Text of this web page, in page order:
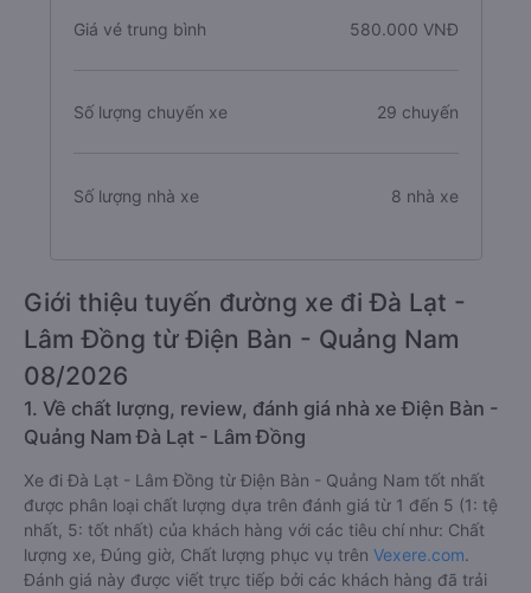
Giá vé trung bình 580.000 VNĐ
Số lượng chuyến xe 29 chuyến
Số lượng nhà xe 8 nhà xe
Giới thiệu tuyến đường xe đi Đà Lạt -
Lâm Đồng từ Điện Bàn - Quảng Nam
08/2026
1. Về chất lượng, review, đánh giá nhà xe Điện Bàn -
Quảng Nam Đà Lạt - Lâm Đồng
Xe đi Đà Lạt - Lâm Đồng từ Điện Bàn - Quảng Nam tốt nhất
được phân loại chất lượng dựa trên đánh giá từ 1 đến 5 (1: tệ
nhất, 5: tốt nhất) của khách hàng với các tiêu chí như: Chất
lượng xe, Đúng giờ, Chất lượng phục vụ trên Vexere.com.
Đánh giá này được viết trực tiếp bởi các khách hàng đã trải